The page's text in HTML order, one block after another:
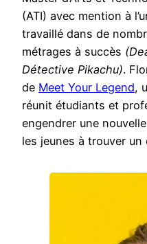
(ATI) avec mention à
travaillé dans de
métrages à succès
Détective Pikachu).
de Meet Your Legend,
réunit étudiants et
engendrer une
les jeunes à trouver un